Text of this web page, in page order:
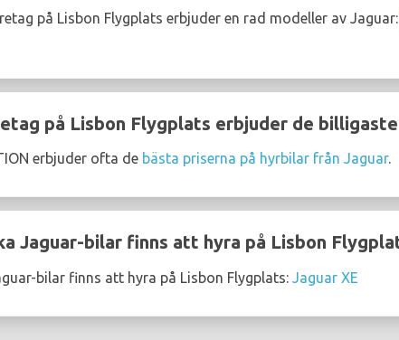
på Lisbon Flygplats erbjuder en rad modeller av Jaguar:
på Lisbon Flygplats erbjuder de billigaste
erbjuder ofta de bästa priserna på hyrbilar från Jaguar.
Jaguar-bilar finns att hyra på Lisbon
bilar finns att hyra på Lisbon Flygplats: Jaguar XE